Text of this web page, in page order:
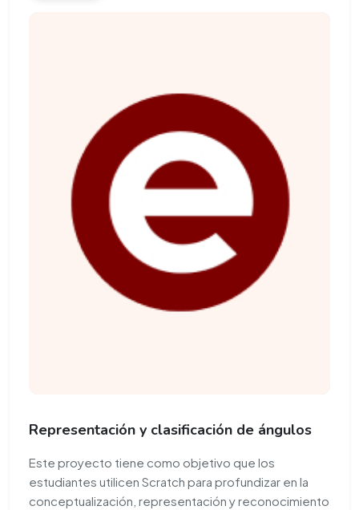
Representación y clasificación de ángulos
Este proyecto tiene como objetivo que los
estudiantes utilicen Scratch para profundizar en la
conceptualización, representación y reconocimiento